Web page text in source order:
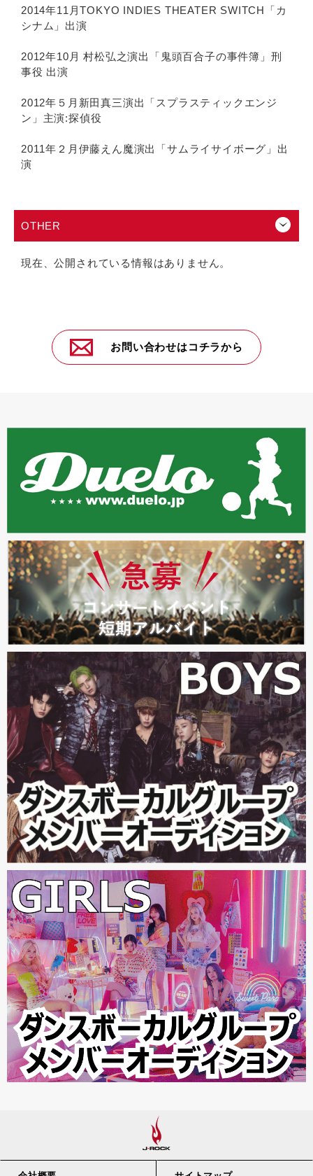
2014年11月TOKYO INDIES THEATER SWITCH「カ
シナム」出演
2012年10月 村松弘之演出「鬼頭百合子の事件簿」刑
事役 出演
2012年５月新田真三演出「スプラスティックエンジ
ン」主演:探偵役
2011年２月伊藤えん魔演出「サムライサイボーグ」出
演
OTHER
現在、公開されている情報はありません。
お問い合わせはコチラから